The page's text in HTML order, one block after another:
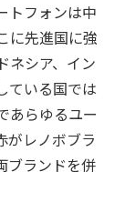
トフォンは中
に先進国に強
ネシア、イン
ている国では
あらゆるユー
がレノボブラ
ブランドを併